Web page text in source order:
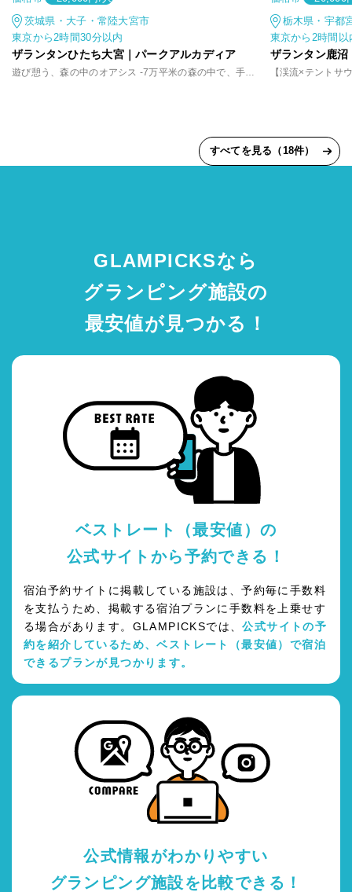
茨城県・大子・常陸大宮市
東京から2時間30分以内
ザランタンひたち大宮｜パークアルカディア
栃木県・宇都
東京から2時間以
ザランタン鹿沼
すべてを見る（18件）
GLAMPICKSなら
グランピング施設の
最安値が見つかる！
ベストレート（最安値）の
公式サイトから予約できる！
宿泊予約サイトに掲載している施設は、予約毎に手数料
を支払うため、掲載する宿泊プランに手数料を上乗せす
る場合があります。GLAMPICKSでは、公式サイトの予
約を紹介しているため、ベストレート（最安値）で宿泊
できるプランが見つかります。
公式情報がわかりやすい
グランピング施設を比較できる！